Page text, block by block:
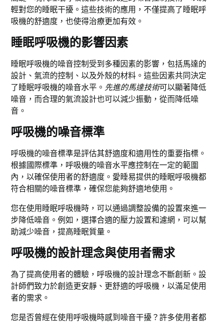
輕對您的睡眠干擾。這些技術的應用，不僅提高了睡眠呼
吸機的舒適度，也使得治療更加有效。
睡眠呼吸機的影響因素
睡眠呼吸機的噪音控制受到多種因素的影響，包括馬達的
設計、氣流的控制、以及外殼的材料。這些因素共同決定
了睡眠呼吸機的噪音水平。 先進的馬達技術可以顯著降低
噪音，而合理的氣流設計也可以減少振動，從而降低噪
音。
呼吸機的噪音標準
呼吸機的噪音標準是評估其舒適度和適用性的重要指標。
根據國際標準，呼吸機的噪音水平應控制在一定的範圍
內，以確保使用者的舒適度。愛睡易提供的睡眠呼吸機都
符合相關的噪音標準，確保您能夠舒適地使用。
您在使用睡眠呼吸機時，可以通過調整設備的設置來進一
步降低噪音。例如，選擇合適的壓力設置和濾網，可以幫
助減少噪音，提高睡眠質量。
呼吸機的設計理念與使用者需求
為了提高使用者的體驗，呼吸機的設計理念不斷創新。設
計師們致力於創造更安靜、更舒適的呼吸機，以滿足使用
者的需求。
您是否曾經在使用呼吸機時感到噪音干擾？許多使用者都